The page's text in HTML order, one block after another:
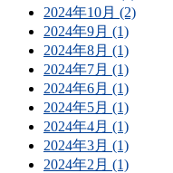
2024年10月 (2)
2024年9月 (1)
2024年8月 (1)
2024年7月 (1)
2024年6月 (1)
2024年5月 (1)
2024年4月 (1)
2024年3月 (1)
2024年2月 (1)